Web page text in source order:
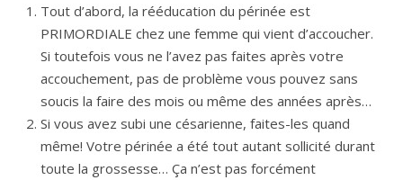
Tout d’abord, la rééducation du périnée est
PRIMORDIALE chez une femme qui vient d’accoucher.
Si toutefois vous ne l’avez pas faites après votre
accouchement, pas de problème vous pouvez sans
soucis la faire des mois ou même des années après…
Si vous avez subi une césarienne, faites-les quand
même! Votre périnée a été tout autant sollicité durant
toute la grossesse… Ça n’est pas forcément